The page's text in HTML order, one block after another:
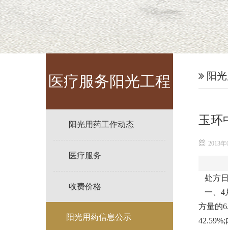
医疗服务阳光工程
阳光用药工作动态
医疗服务
收费价格
阳光用药信息公示
阳
玉环
2013
处方
一、4
方量的